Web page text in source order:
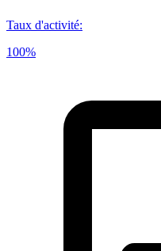
Taux d'activité:
100%